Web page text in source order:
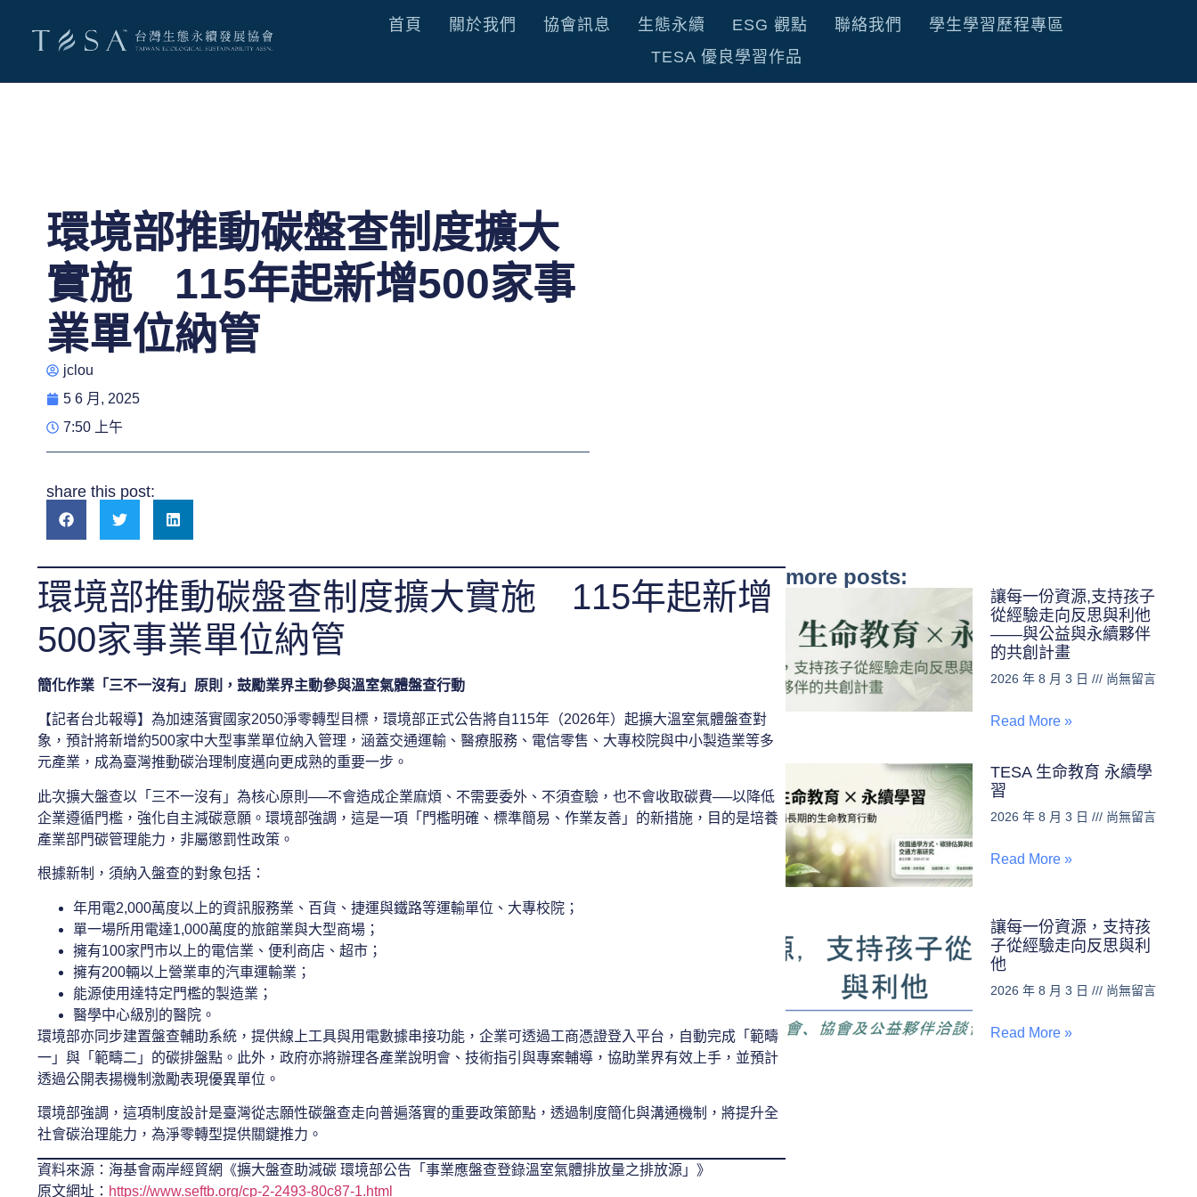
首頁 關於我們 協會訊息 生態永續 ESG 觀點 聯絡我們
學生學習歷程專區
TESA 優良學習作品
環境部推動碳盤查制度擴大
實施 115年起新增500家事
業單位納管
jclou
5 6 月, 2025
7:50 上午
share this post:
環境部推動碳盤查制度擴大實施 115年起新增
500家事業單位納管
簡化作業「三不一沒有」原則，鼓勵業界主動參與溫室氣體盤查行動
【記者台北報導】為加速落實國家2050淨零轉型目標，環境部正式公告將自115年（2026年）起擴大溫室氣體盤查對
象，預計將新增約500家中大型事業單位納入管理，涵蓋交通運輸、醫療服務、電信零售、大專校院與中小製造業等多
元產業，成為臺灣推動碳治理制度邁向更成熟的重要一步。
此次擴大盤查以「三不一沒有」為核心原則──不會造成企業麻煩、不需要委外、不須查驗，也不會收取碳費──以降低
企業遵循門檻，強化自主減碳意願。環境部強調，這是一項「門檻明確、標準簡易、作業友善」的新措施，目的是培養
產業部門碳管理能力，非屬懲罰性政策。
根據新制，須納入盤查的對象包括：
年用電2,000萬度以上的資訊服務業、百貨、捷運與鐵路等運輸單位、大專校院；
單一場所用電達1,000萬度的旅館業與大型商場；
擁有100家門市以上的電信業、便利商店、超市；
擁有200輛以上營業車的汽車運輸業；
能源使用達特定門檻的製造業；
醫學中心級別的醫院。
環境部亦同步建置盤查輔助系統，提供線上工具與用電數據串接功能，企業可透過工商憑證登入平台，自動完成「範疇
一」與「範疇二」的碳排盤點。此外，政府亦將辦理各產業說明會、技術指引與專案輔導，協助業界有效上手，並預計
透過公開表揚機制激勵表現優異單位。
環境部強調，這項制度設計是臺灣從志願性碳盤查走向普遍落實的重要政策節點，透過制度簡化與溝通機制，將提升全
社會碳治理能力，為淨零轉型提供關鍵推力。
資料來源：海基會兩岸經貿網《擴大盤查助減碳 環境部公告「事業應盤查登錄溫室氣體排放量之排放源」》
原文網址： https://www.seftb.org/cp-2-2493-80c87-1.html
more posts:
讓每一份資源,支持孩子
從經驗走向反思與利他
——與公益與永續夥伴
的共創計畫
2026 年 8 月 3 日 尚無留言
Read More »
TESA 生命教育 永續學
習
2026 年 8 月 3 日 尚無留言
Read More »
讓每一份資源，支持孩
子從經驗走向反思與利
他
2026 年 8 月 3 日 尚無留言
Read More »